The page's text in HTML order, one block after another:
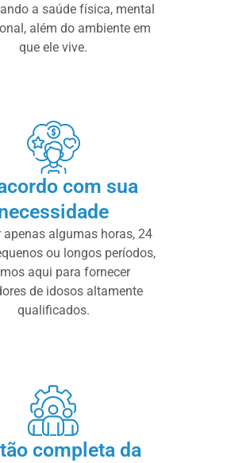
a saúde física, mental
além do ambiente em
que ele vive.
com sua
apenas algumas horas, 24
ou longos períodos,
aqui para fornecer
de idosos altamente
qualificados.
completa da